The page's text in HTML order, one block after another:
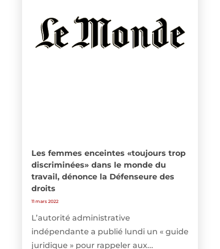
Les femmes enceintes «toujours trop
discriminées» dans le monde du
travail, dénonce la Défenseure des
droits
11 mars 2022
L’autorité administrative
indépendante a publié lundi un « guide
juridique » pour rappeler aux...